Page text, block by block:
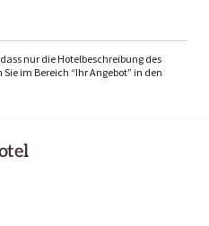
nur die Hotelbeschreibung des
im Bereich “Ihr Angebot” in den